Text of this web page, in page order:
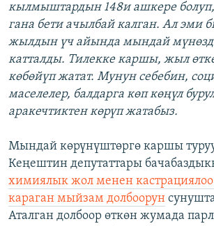
кылмыштардын 148и ашкере
гана бети ачылбай калган. Ал эми
жылдын үч айында мындай
катталды. Тилекке каршы, жыл
көбөйүп жатат. Мунун себебин,
маселелер, балдарга көп көңүл
аракечтиктен көрүп жатабыз.
Мындай көрүнүштөргө каршы
Кеңештин депутаттары
химиялык жол менен
караган мыйзам долбоорун
Аталган долбоор өткөн жумада